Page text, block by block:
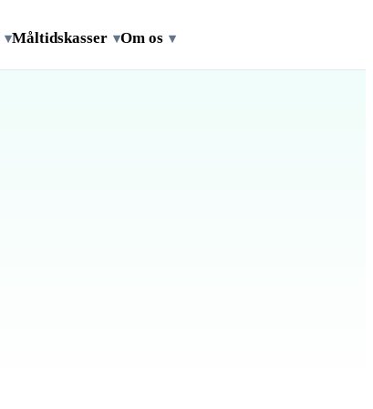
▾Måltidskasser ▾Om os ▾